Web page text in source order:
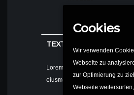
TEXT WIDGET
Lorem ipsum dolor sit amet,
eiusmod tempor t dolore magna.
Cookies
Wir verwenden
Webseite zu
zur Optimierung zu
Webseite